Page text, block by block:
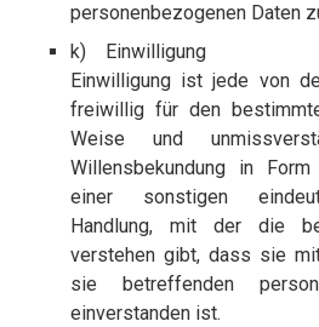
personenbezogenen Daten
k) Einwilligung
Einwilligung ist jede von
freiwillig für den
Weise und
Willensbekundung in
einer sonstigen
Handlung, mit der die
verstehen gibt, dass sie
sie betreffenden
einverstanden ist.